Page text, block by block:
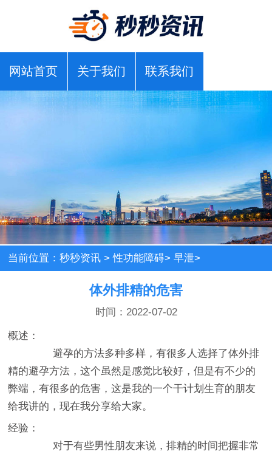
网站首页 关于我们 联系我们
当前位置：秒秒资讯 >性功能障碍>早泄>
体外排精的危害
时间：2022-07-02
概述：
避孕的方法多种多样，有很多人选择了体外排
精的避孕方法，这个虽然是感觉比较好，但是有不少的
弊端，有很多的危害，这是我的一个干计划生育的朋友
给我讲的，现在我分享给大家。
经验：
对于有些男性朋友来说，排精的时间把握非常